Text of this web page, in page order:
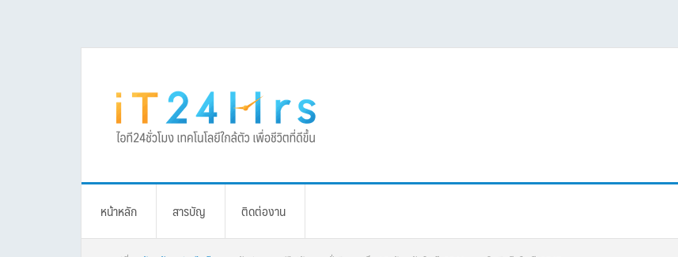
หน้าหลัก สารบัญ ติดต่องาน